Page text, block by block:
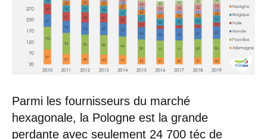
Parmi les fournisseurs du marché
hexagonale, la Pologne est la grande
perdante avec seulement 24 700 téc de